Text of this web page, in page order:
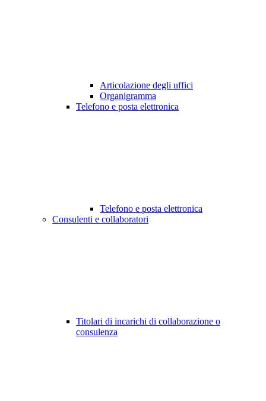
Articolazione degli uffici
Organigramma
Telefono e posta elettronica
Telefono e posta elettronica
Consulenti e collaboratori
Titolari di incarichi di collaborazione o
consulenza